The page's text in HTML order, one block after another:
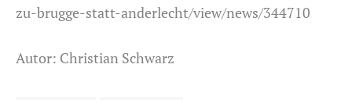
zu-brugge-statt-anderlecht/view/news/344710
Autor: Christian Schwarz